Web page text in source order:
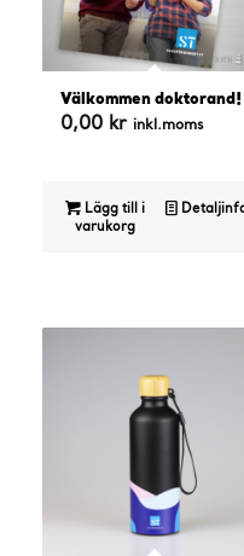
Välkommen doktorand!
0,00 kr inkl.moms
Lägg till i
varukorg